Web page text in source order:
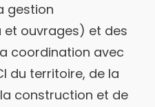
gestion
ouvrages) et des
coordination avec
du territoire, de la
construction et de